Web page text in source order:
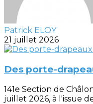
Patrick ELOY
21 juillet 2026
Des porte-
141e Section de
juillet 2026, à l'issue